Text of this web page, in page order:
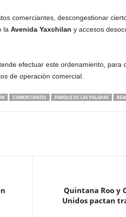
comerciantes, descongestionar
la Avenida Yaxchilan y accesos
efectuar este ordenamiento, para
de operación comercial.
COMERCIANTES PARQUE DE LAS PALAPAS
Quintana Roo y
Unidos pactan